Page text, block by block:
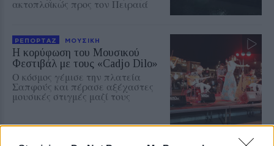
ακτοπλοϊκώς προς τον Πειραιά
ΡΕΠΟΡΤΑΖ ΜΟΥΣΙΚΗ
Η κορύφωση του Μουσικού
Φεστιβάλ με τους «Cadjo Dilo»
Ο κόσμος γέμισε την πλατεία
Σαπφούς και πέρασε αξέχαστες
μουσικές στιγμές μαζί τους